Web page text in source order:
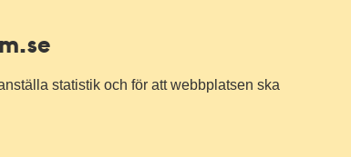
statistik och för att webbplatsen ska